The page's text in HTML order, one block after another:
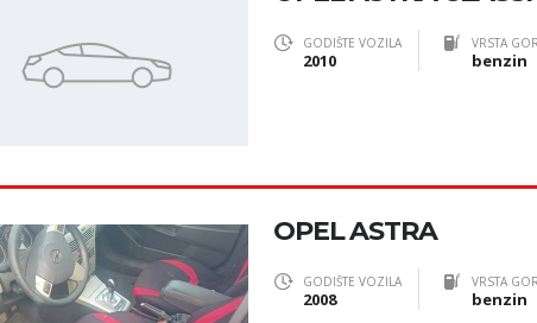
GODIŠTE VOZILA
2010
VRSTA
benzin
OPEL ASTRA
GODIŠTE VOZILA
2008
VRSTA
benzin